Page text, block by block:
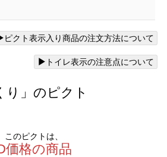
ピクト表示入り商品の注文方法について
トイレ表示の注意点について
り」のピクト
このピクトは、
価格の商品